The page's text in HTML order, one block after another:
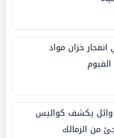
خزان مواد
يكشف كواليس
من الزمالك